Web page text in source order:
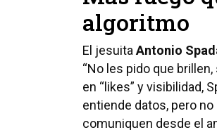
algoritmo
El jesuitaAntonio
“No les pido que
en “likes” y visibilidad,
entiende datos, pero
comuniquen desde el